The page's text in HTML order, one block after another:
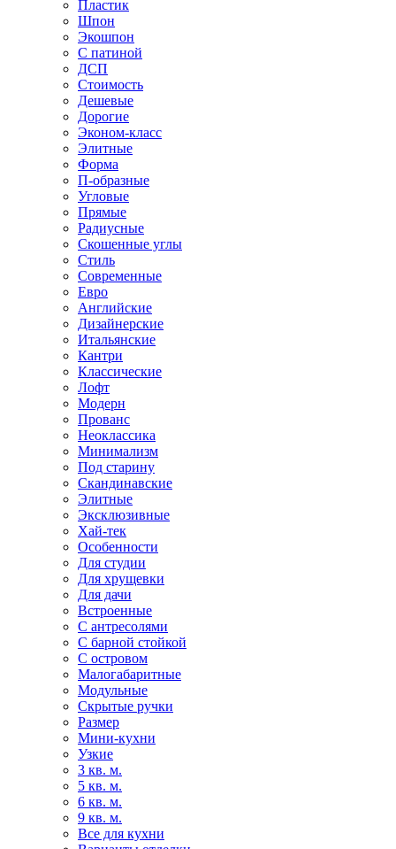
Пластик
Шпон
Экошпон
С патиной
ДСП
Стоимость
Дешевые
Дорогие
Эконом-класс
Элитные
Форма
П-образные
Угловые
Прямые
Радиусные
Скошенные углы
Стиль
Современные
Евро
Английские
Дизайнерские
Итальянские
Кантри
Классические
Лофт
Модерн
Прованс
Неоклассика
Минимализм
Под старину
Скандинавские
Элитные
Эксклюзивные
Хай-тек
Особенности
Для студии
Для хрущевки
Для дачи
Встроенные
С антресолями
С барной стойкой
С островом
Малогабаритные
Модульные
Скрытые ручки
Размер
Мини-кухни
Узкие
3 кв. м.
5 кв. м.
6 кв. м.
9 кв. м.
Все для кухни